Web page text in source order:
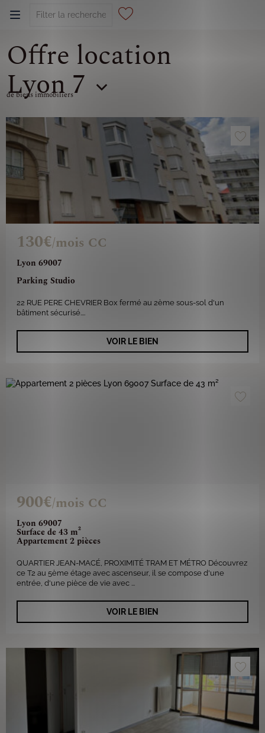
Offre location
Lyon 7
de biens immobiliers
Lyon 69007
Parking Studio
130€/mois CC
22 RUE PERE CHEVRIER Box fermé au 2ème sous-sol d'un
bâtiment sécurisé....
VOIR LE BIEN
Lyon 69007
Surface de 43 m²
Appartement 2 pièces
900€/mois CC
QUARTIER JEAN-MACÉ, PROXIMITÉ TRAM ET MÉTRO Découvrez
ce T2 au 5ème étage avec ascenseur, il se compose d'une
entrée, d'une pièce de vie avec ...
VOIR LE BIEN